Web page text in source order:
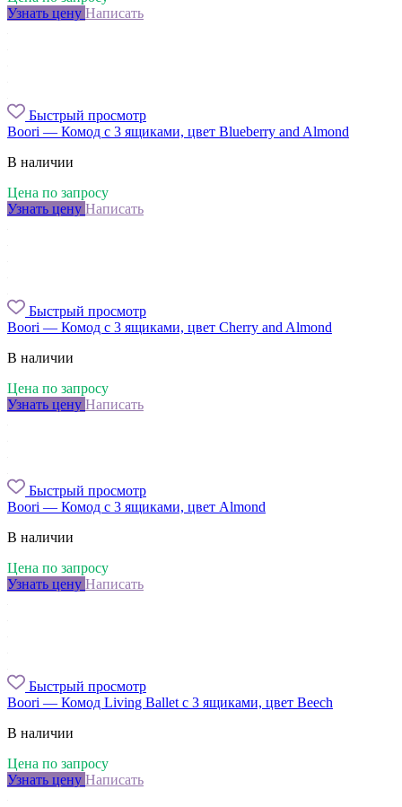
Узнать цену Написать
Быстрый просмотр
Boori — Комод с 3 ящиками, цвет Blueberry and Almond
В наличии
Цена по запросу
Узнать цену Написать
Быстрый просмотр
Boori — Комод с 3 ящиками, цвет Cherry and Almond
В наличии
Цена по запросу
Узнать цену Написать
Быстрый просмотр
Boori — Комод с 3 ящиками, цвет Almond
В наличии
Цена по запросу
Узнать цену Написать
Быстрый просмотр
Boori — Комод Living Ballet с 3 ящиками, цвет Beech
В наличии
Цена по запросу
Узнать цену Написать